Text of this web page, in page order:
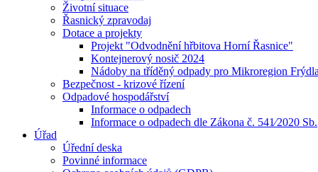
Životní situace
Řasnický zpravodaj
Dotace a projekty
Projekt "Odvodnění hřbitova Horní Řasnice"
Kontejnerový nosič 2024
Nádoby na tříděný odpady pro Mikroregion
Bezpečnost - krizové řízení
Odpadové hospodářství
Informace o odpadech
Informace o odpadech dle Zákona č. 541⁄2020 Sb.
Úřad
Úřední deska
Povinné informace